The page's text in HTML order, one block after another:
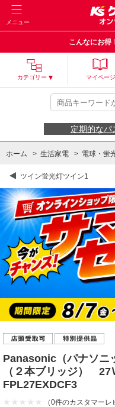
メニュー
こんなにお得
カテゴリー マイページ
定期的なパ
ホーム > 生活家電 > 電球・蛍
ツイン蛍光灯ツイン1
Panasonic（パナソニ
（２本ブリッジ）
FPL27EXDCF3
（0件のカスタマーレ